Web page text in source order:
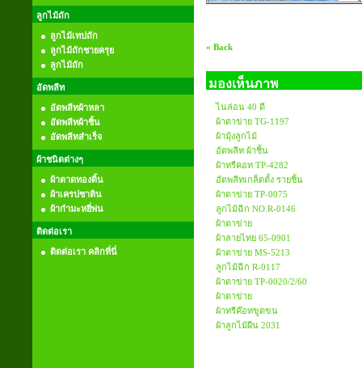
ลูกไม้ถัก
ลูกไม้เทปถัก
ลูกไม้ถักชายครุย
ลูกไม้ถัก
อัดพลีท
อัดพลีทผ้าหลา
อัดพลีทผ้าชิ้น
อัดพลีทสำเร็จ
ผ้าชนิดต่างๆ
ผ้าตาดทองดิ้น
ผ้าเครปซาติน
ผ้ากำมะหยี่พ่น
ติดต่อเรา
ติดต่อเรา คลิกที่นี่
« Back
มองเห็นภาพ
ไนล่อน 40 ดี
ผ้าตาข่าย TG-1197
ผ้ามุ้งลูกไม้
อัดพลีท ผ้าชิ้น
ผ้าทรีคอท TP-4282
อัดพลีทเกล็ดตั้ง รายชิ้น
ผ้าตาข่าย TP-0075
ลูกไม้ฉีก NO.R-0146
ผ้าตาข่าย
ผ้าลายไทย 65-0901
ผ้าตาข่าย MS-5213
ลูกไม้ฉีก R-0117
ผ้าตาข่าย TP-0020/2/60
ผ้าตาข่าย
ผ้าทรีค๊อทขูดขน
ผ้าลูกไม้ผืน 2031